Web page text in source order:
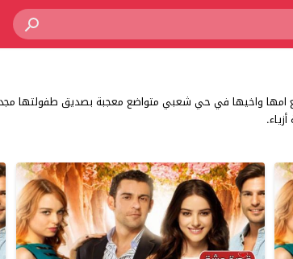
امها واخيها في حي شعبي متواضع معجبة بصديق طفولتها